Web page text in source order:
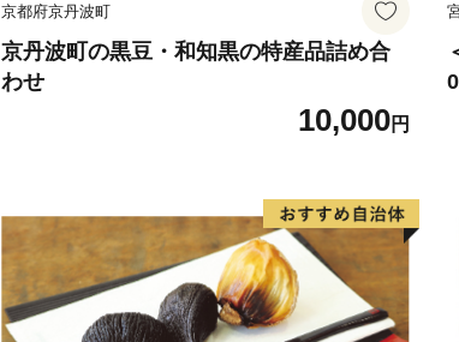
京都府京丹波町
京丹波町の黒豆・和知黒の特産品詰め合
わせ
10,000円